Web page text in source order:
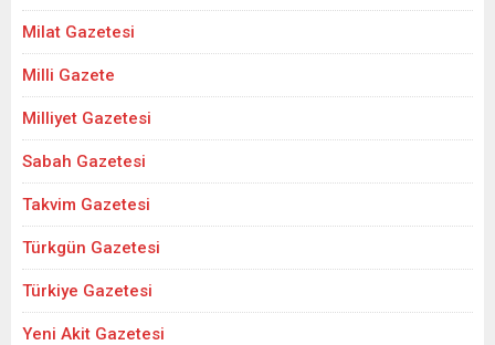
Milat Gazetesi
Milli Gazete
Milliyet Gazetesi
Sabah Gazetesi
Takvim Gazetesi
Türkgün Gazetesi
Türkiye Gazetesi
Yeni Akit Gazetesi